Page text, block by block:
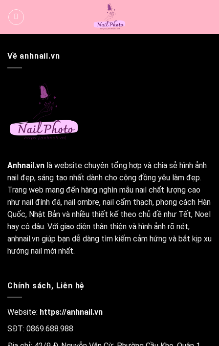
qua
Về anhnail.vn
Anhnail.vn là website chuyên tổng hợp và chia sẻ hình ảnh
nail đẹp, sáng tạo nhất dành cho cộng đồng yêu làm đẹp.
Trang web mang đến hàng nghìn mẫu nail chất lượng cao
như nail đính đá, nail ombre, nail cẩm thạch, phong cách Hàn
Quốc, Nhật Bản và nhiều thiết kế theo chủ đề như Tết, Noel
hay cô dâu. Với giao diện thân thiện và hình ảnh rõ nét,
anhnail.vn giúp bạn dễ dàng tìm kiếm cảm hứng và bắt kịp xu
hướng nail mới nhất.
Chính sách, Liên hệ
Website: https://anhnail.vn
SĐT: 0869.688.988